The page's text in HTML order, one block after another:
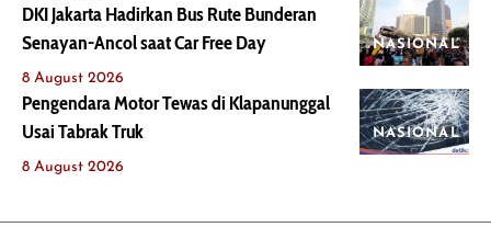
NASIONAL
DKI Jakarta Hadirkan Bus Rute Bunderan
Senayan-Ancol saat Car Free Day
8 August 2026
NASIONAL
Pengendara Motor Tewas di Klapanunggal
Usai Tabrak Truk
8 August 2026